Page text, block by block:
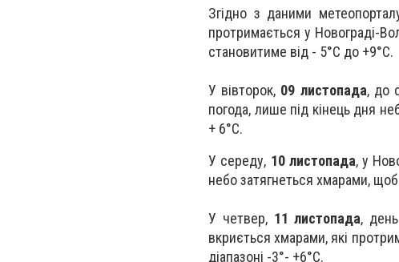
Згідно з даними
протримається у Новограді-
становитиме від - 5°C до +9°C.
У вівторок, 09 листопада, до
погода, лише під кінець дня
+ 6°C.
У середу, 10 листопада, у
небо затягнеться хмарами,
У четвер, 11 листопада,
вкриється хмарами, які
діапазоні -3°- +6°C.